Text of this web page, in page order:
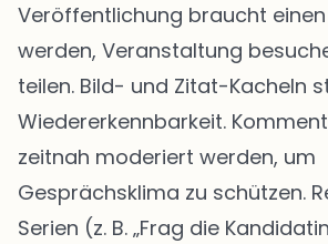
Veröffentlichung braucht
werden, Veranstaltung
teilen. Bild- und Zitat-Kacheln
Wiedererkennbarkeit.
zeitnah moderiert werden, um
Gesprächsklima zu schützen.
Serien (z. B. „Frag die